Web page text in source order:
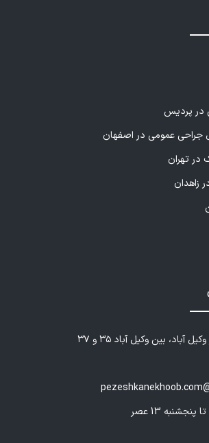
در پردیس
عمومی در اصفهان
در تهران
زاهدان
آباد، بین وکیل آباد ۳۵ و ۳۷